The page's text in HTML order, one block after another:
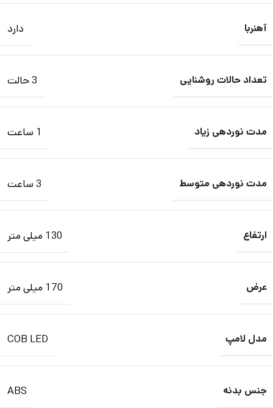
آهنربا دارد
تعداد حالات روشنایی 3 حالت
مدت نوردهی زیاد 1 ساعت
مدت نوردهی متوسط 3 ساعت
ارتفاع 130 میلی متر
عرض 170 میلی متر
مدل لامپ COB LED
جنس بدنه ABS